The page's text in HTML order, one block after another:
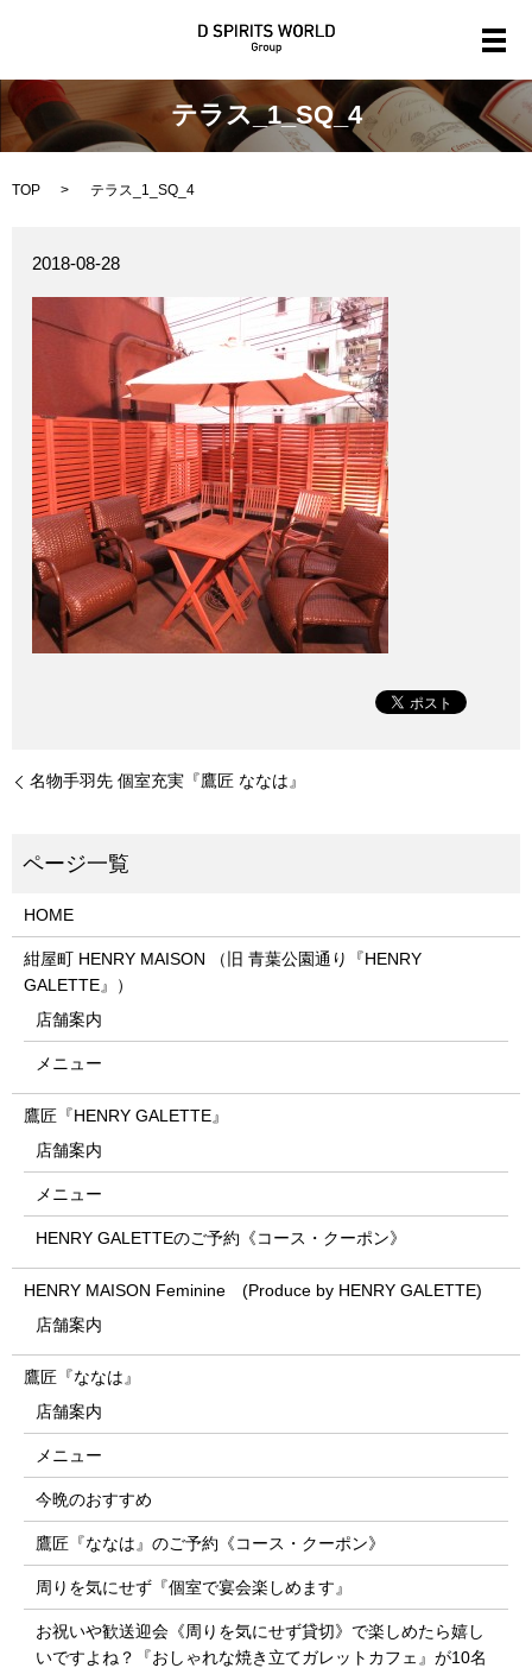
メ
テラス_1_SQ_4
TOP テラス_1_SQ_4
2018-08-28
名物手羽先 個室充実『鷹匠 ななは』
HOME
紺屋町 HENRY MAISON （旧 青葉公園通り『HENRY
GALETTE』）
店舗案内
メニュー
鷹匠『HENRY GALETTE』
店舗案内
メニュー
HENRY GALETTEのご予約《コース・クーポン》
HENRY MAISON Feminine (Produce by HENRY GALETTE)
店舗案内
鷹匠『ななは』
店舗案内
メニュー
今晩のおすすめ
鷹匠『ななは』のご予約《コース・クーポン》
周りを気にせず『個室で宴会楽しめます』
お祝いや歓送迎会《周りを気にせず貸切》で楽しめたら嬉し
いですよね？『おしゃれな焼き立てガレットカフェ』が10名